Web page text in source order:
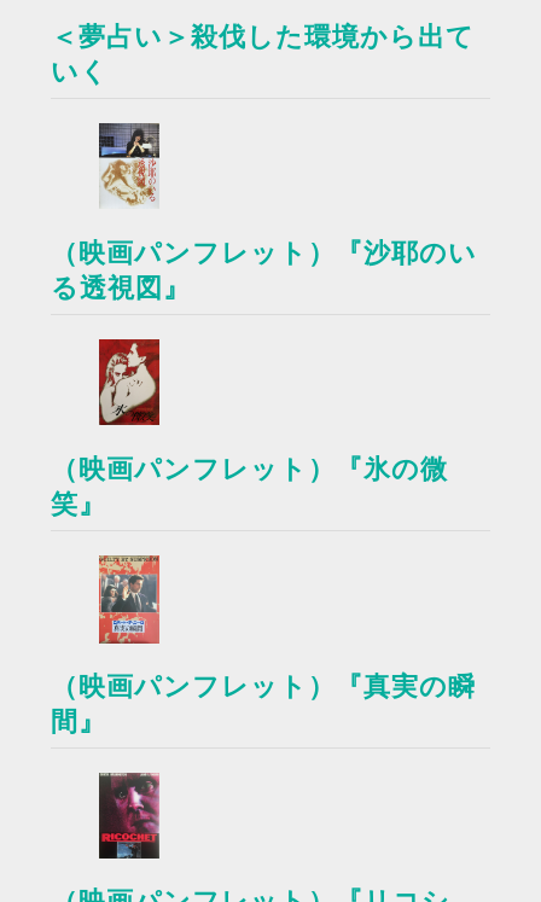
＜夢占い＞殺伐した環境から出て
いく
（映画パンフレット）『沙耶のい
る透視図』
（映画パンフレット）『氷の微
笑』
（映画パンフレット）『真実の瞬
間』